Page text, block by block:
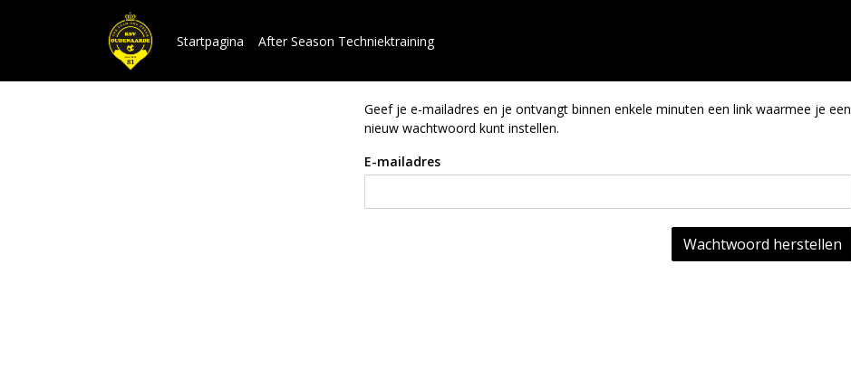
Startpagina After Season Techniektraining
Geef je e-mailadres en je ontvangt binnen enkele minuten een link waarmee je een
nieuw wachtwoord kunt instellen.
E-mailadres
Wachtwoord herstellen